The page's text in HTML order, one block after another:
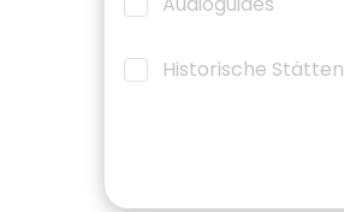
Historische Stätten